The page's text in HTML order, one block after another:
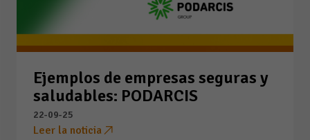
Ejemplos de empresas seguras y
saludables: PODARCIS
22-09-25
Leer la noticia